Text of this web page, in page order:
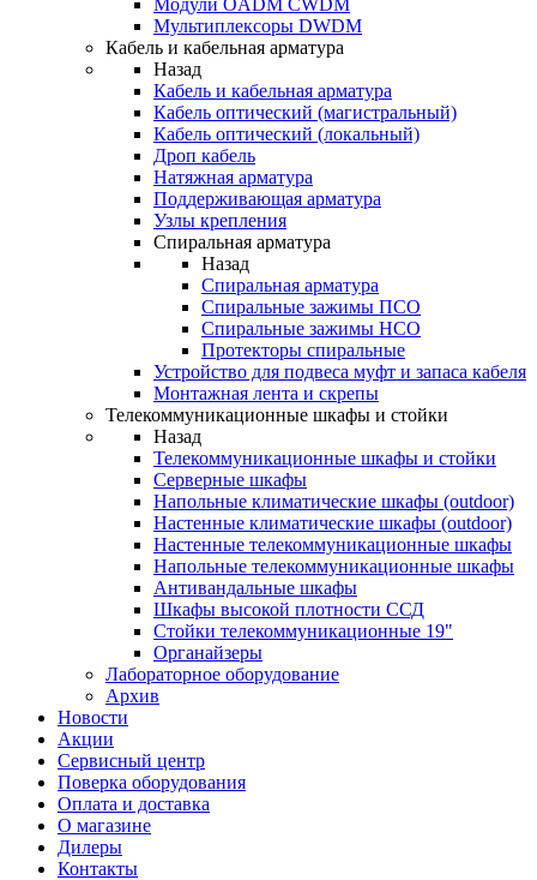
Модули OADM CWDM
Мультиплексоры DWDM
Кабель и кабельная арматура
Назад
Кабель и кабельная арматура
Кабель оптический (магистральный)
Кабель оптический (локальный)
Дроп кабель
Натяжная арматура
Поддерживающая арматура
Узлы крепления
Спиральная арматура
Назад
Спиральная арматура
Спиральные зажимы ПСО
Спиральные зажимы НСО
Протекторы спиральные
Устройство для подвеса муфт и запаса кабеля
Монтажная лента и скрепы
Телекоммуникационные шкафы и стойки
Назад
Телекоммуникационные шкафы и стойки
Серверные шкафы
Напольные климатические шкафы (outdoor)
Настенные климатические шкафы (outdoor)
Настенные телекоммуникационные шкафы
Напольные телекоммуникационные шкафы
Антивандальные шкафы
Шкафы высокой плотности ССД
Стойки телекоммуникационные 19"
Органайзеры
Лабораторное оборудование
Архив
Новости
Акции
Сервисный центр
Поверка оборудования
Оплата и доставка
О магазине
Дилеры
Контакты